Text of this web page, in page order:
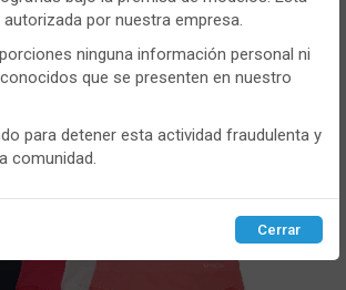
realizas y para ajustar el contenido a tus
y aceptar el uso de cookies a tu gusto.
información visita nuestra
Configurar Rechazar ACEPTAR
por nuestra empresa.
ninguna información personal ni
que se presenten en nuestro
para detener esta actividad fraudulenta y
comunidad.
Cerrar